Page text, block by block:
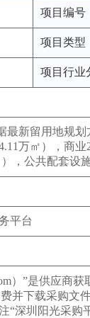
项目编号
项目类型
项目行业
新留用地规
万㎡），商
，公共配套设
平台
）”是供应商
并下载采购文
“深圳阳光采